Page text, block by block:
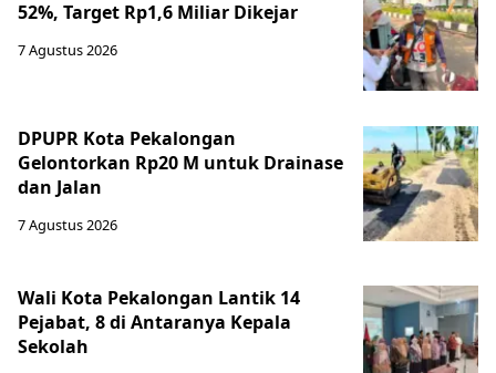
52%, Target Rp1,6 Miliar Dikejar
7 Agustus 2026
DPUPR Kota Pekalongan
Gelontorkan Rp20 M untuk Drainase
dan Jalan
7 Agustus 2026
Wali Kota Pekalongan Lantik 14
Pejabat, 8 di Antaranya Kepala
Sekolah